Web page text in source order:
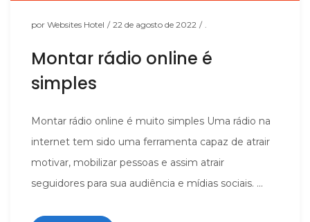
por Websites Hotel / 22 de agosto de 2022 / .
Montar rádio online é
simples
Montar rádio online é muito simples Uma rádio na
internet tem sido uma ferramenta capaz de atrair
motivar, mobilizar pessoas e assim atrair
seguidores para sua audiência e mídias sociais. ...